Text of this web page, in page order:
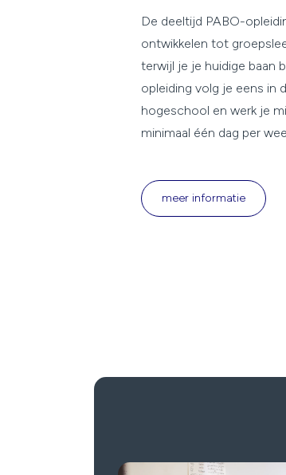
De deeltijd PABO-
ontwikkelen tot
terwijl je je huidige baan
opleiding volg je eens in
hogeschool en werk je
minimaal één dag per
meer informatie